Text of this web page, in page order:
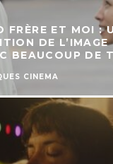
FRÈRE ET MOI :
DE L’IMAGE
BEAUCOUP DE
CINEMA